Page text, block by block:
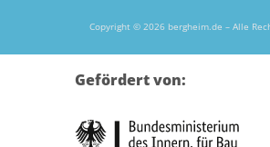
Copyright © 2026 bergheim.de – Alle
Gefördert von: